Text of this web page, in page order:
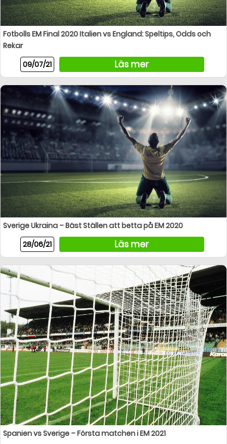
Fotbolls EM Final 2020 Italien vs England: Speltips, Odds och
Rekar
09/07/21
Läs mer
Sverige Ukraina – Bäst Ställen att betta på EM 2020
28/06/21
Läs mer
Spanien vs Sverige – Första matchen i EM 2021